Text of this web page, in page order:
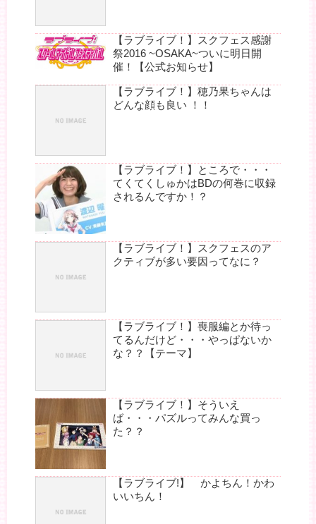
【ラブライブ！】スクフェス感謝
祭2016 ~OSAKA~ついに明日開
催！【公式お知らせ】
【ラブライブ！】穂乃果ちゃんは
どんな顔も良い ！！
【ラブライブ！】ところで・・・
てくてくしゅかはBDの何巻に収録
されるんですか！？
【ラブライブ！】スクフェスのア
クティブが多い要因ってなに？
【ラブライブ！】喪服編とか待っ
てるんだけど・・・やっぱないか
な？？【テーマ】
【ラブライブ！】そういえ
ば・・・パズルってみんな買っ
た？？
【ラブライブ!】 かよちん！かわ
いいちん！